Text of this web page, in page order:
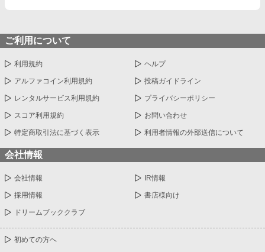
ご利用について
利用規約 ヘルプ
アルファコイン利用規約 投稿ガイドライン
レンタルサービス利用規約 プライバシーポリシー
スコア利用規約 お問い合わせ
特定商取引法に基づく表示 利用者情報の外部送信について
会社情報
会社情報 IR情報
採用情報 書店様向け
ドリームブッククラブ
初めての方へ